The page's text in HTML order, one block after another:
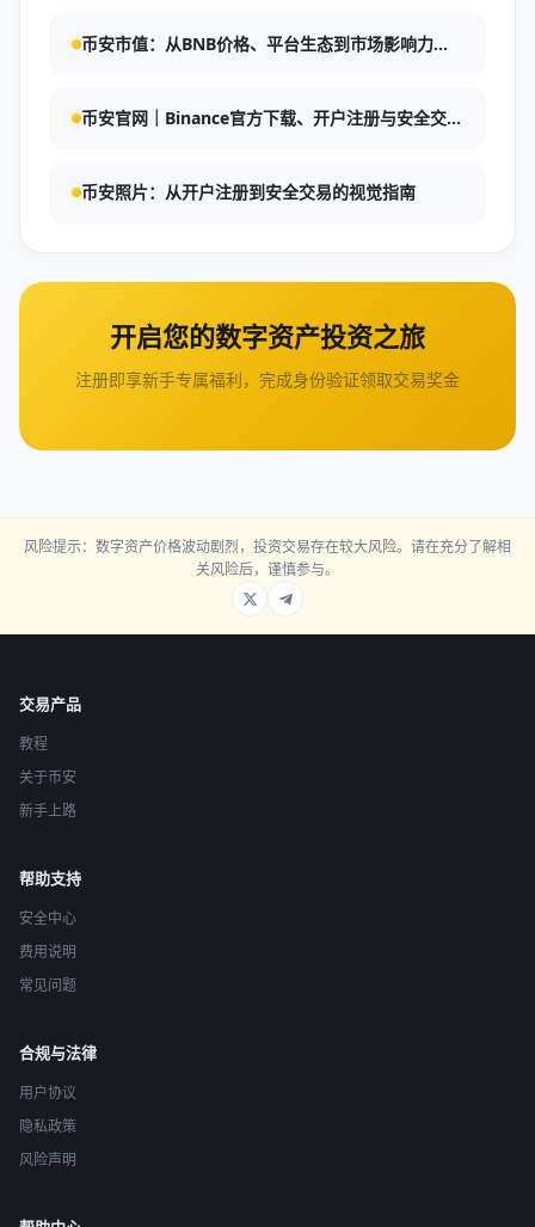
币安市值：从BNB价格、平台生态到市场影响力的
币安官网｜Binance官方下载、开户注册与安全交易
币安照片：从开户注册到安全交易的视觉指南
开启您的数字资产投资之旅
注册即享新手专属福利，完成身份验证领取交易奖金
风险提示：数字资产价格波动剧烈，投资交易存在较大风险。请在充分了解相
关风险后，谨慎参与。
交易产品
教程
关于币安
新手上路
帮助支持
安全中心
费用说明
常见问题
合规与法律
用户协议
隐私政策
风险声明